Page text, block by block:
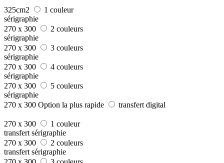
325cm2
1 couleur
sérigraphie
270 x 300
2 couleurs
sérigraphie
270 x 300
3 couleurs
sérigraphie
270 x 300
4 couleurs
sérigraphie
270 x 300
5 couleurs
sérigraphie
270 x 300 Option la plus rapide transfert digital
270 x 300
1 couleur
transfert sérigraphie
270 x 300
2 couleurs
transfert sérigraphie